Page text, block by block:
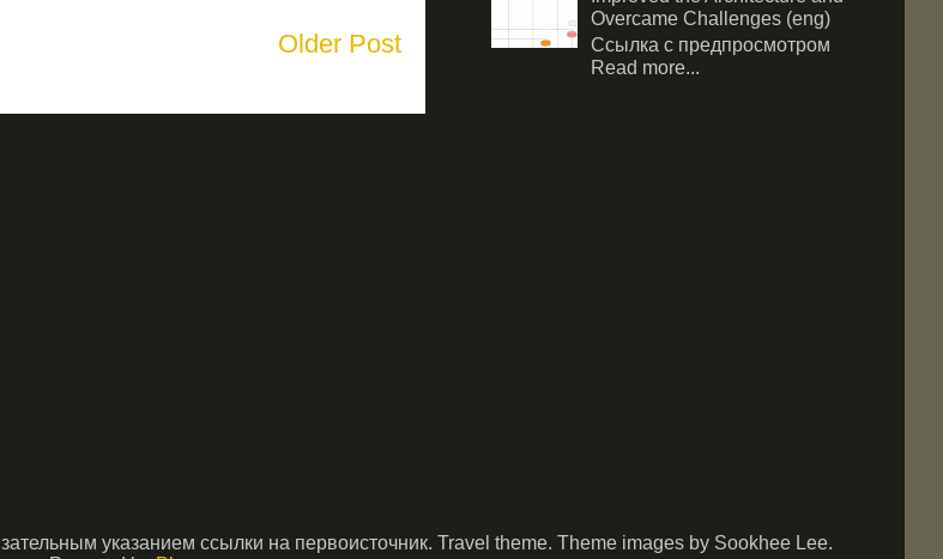
Older Post
Overcame Challenges (eng)
Ссылка с предпросмотром
Read more...
указанием ссылки на первоисточник. Travel theme. Theme images by Sookhee Lee.